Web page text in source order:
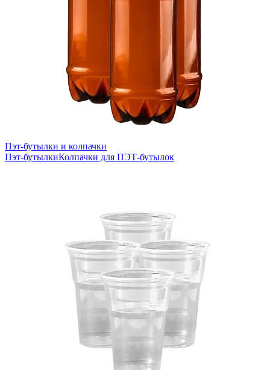
Пэт-бутылки и колпачки
Пэт-бутылкиКолпачки для ПЭТ-бутылок